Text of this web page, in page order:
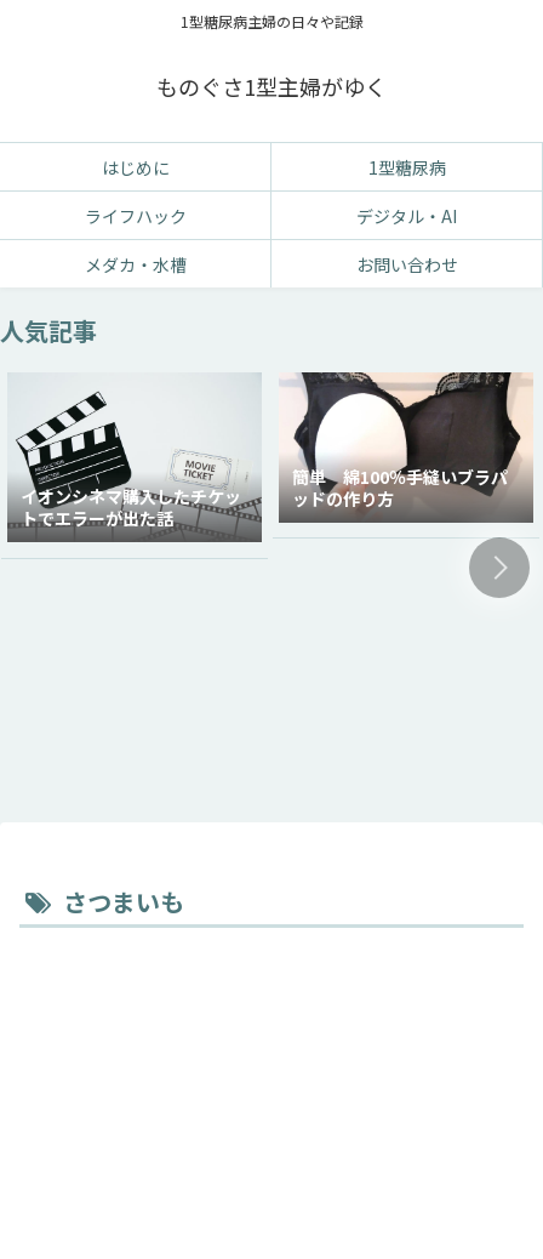
1型糖尿病主婦の日々や記録
ものぐさ1型主婦がゆく
はじめに
1型糖尿病
ライフハック
デジタル・AI
メダカ・水槽
お問い合わせ
人気記事
イオンシネマ購入したチケッ
トでエラーが出た話
簡単 綿100％手縫いブラパ
ッドの作り方
さつまいも